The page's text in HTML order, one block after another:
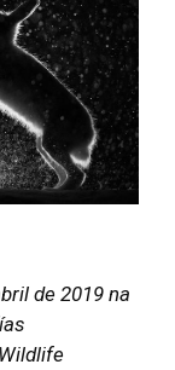
de 2019 na